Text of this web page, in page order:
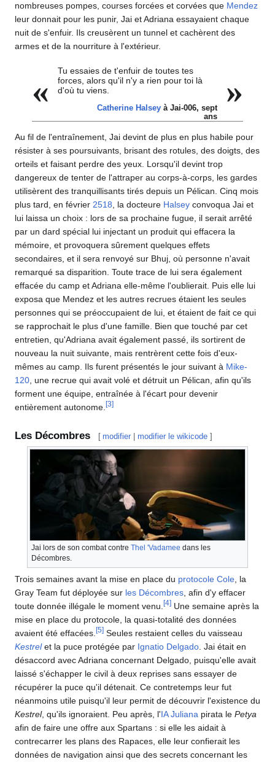
nombreuses pompes, courses forcées et corvées que Mendez
leur donnait pour les punir, Jai et Adriana essayaient chaque
nuit de s'enfuir. Ils creusèrent un tunnel et cachèrent des
armes et de la nourriture à l'extérieur.
«
Tu essaies de t'enfuir de toutes tes
forces, alors qu'il n'y a rien pour toi là
d'où tu viens.
Catherine Halsey à Jai-006, sept
ans
»
Au fil de l'entraînement, Jai devint de plus en plus habile pour
résister à ses poursuivants, brisant des rotules, des doigts, des
orteils et faisant perdre des yeux. Lorsqu'il devint trop
dangereux de tenter de l'attraper au corps-à-corps, les gardes
utilisèrent des tranquillisants tirés depuis un Pélican. Cinq mois
plus tard, en février 2518, la docteure Halsey convoqua Jai et
lui laissa un choix : lors de sa prochaine fugue, il serait arrêté
par un dard spécial lui injectant un produit qui effacera la
mémoire, et provoquera sûrement quelques effets
secondaires, et il sera renvoyé sur Bhuj, où personne n'avait
remarqué sa disparition. Toute trace de lui sera également
effacée du camp et Adriana elle-même l'oublierait. Puis elle lui
exposa que Mendez et les autres recrues étaient les seules
personnes qui se préoccupaient de lui, et étaient de fait ce qui
se rapprochait le plus d'une famille. Bien que touché par cet
entretien, qu'Adriana avait également passé, ils sortirent de
nouveau la nuit suivante, mais rentrèrent cette fois d'eux-
mêmes au camp. Ils furent présentés le jour suivant à Mike-
120, une recrue qui avait volé et détruit un Pélican, afin qu'ils
forment une équipe, entraînée à l'écart pour devenir
entièrement autonome. [3]
Les Décombres [ modifier |modifier le wikicode ]
Jai lors de son combat contre Thel 'Vadamee dans les
Décombres.
Trois semaines avant la mise en place du protocole Cole , la
Gray Team fut déployée sur les Décombres , afin d'y effacer
toute donnée illégale le moment venu. [4] Une semaine après la
mise en place du protocole, la quasi-totalité des données
avaient été effacées. [5] Seules restaient celles du vaisseau
Kestrelet la puce protégée par Ignatio Delgado . Jai était en
désaccord avec Adriana concernant Delgado, puisqu'elle avait
laissé s'échapper le civil à deux reprises sans essayer de
récupérer la puce qu'il détenait. Ce contretemps leur fut
néanmoins utile puisqu'il leur permit de découvrir l'existence du
Kestrel, qu'ils ignoraient. Peu après, l'IA Juliana pirata le Petya
afin de faire une offre aux Spartans : si elle les aidait à
contrecarrer les plans des Rapaces, elle leur confierait les
données de navigation ainsi que des secrets concernant les